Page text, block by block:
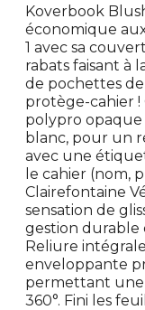
Koverbook
économique
1 avec sa
rabats faisant à
de pochettes
protège-cahier
polypro opaque
blanc, pour un
avec une
le cahier (nom,
Clairefontaine
sensation de
gestion durable
Reliure
enveloppante
permettant
360°. Fini les